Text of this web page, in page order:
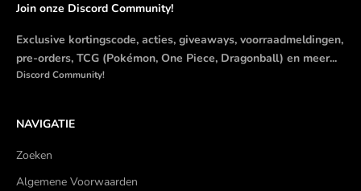
Join onze Discord Community!
Exclusive kortingscode, acties, giveaways, voorraadmeldingen,
pre-orders, TCG (Pokémon, One Piece, Dragonball) en meer...
Discord Community!
NAVIGATIE
Zoeken
Algemene Voorwaarden